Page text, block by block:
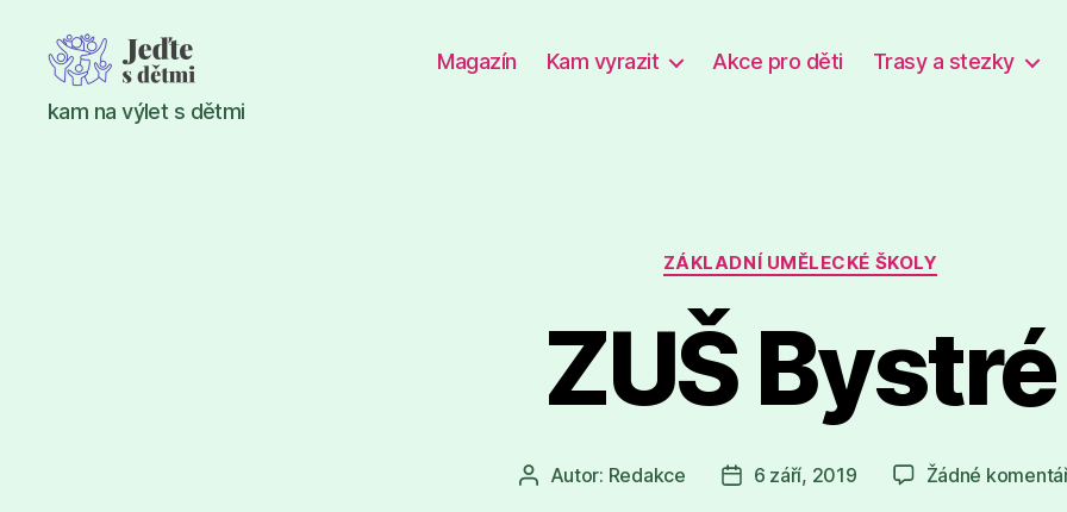
Jeďte
s
kam na výlet s dětmi
Magazín Kam vyrazit Akce pro děti Trasy a stezky
Rubriky
ZÁKLADNÍ UMĚLECKÉ ŠKOLY
ZUŠ Bystré
AutorAutor: Redakce
Datum
6 září, 2019 Žádné